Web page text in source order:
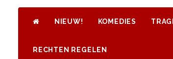
NIEUW! KOMEDIES
RECHTEN REGELEN